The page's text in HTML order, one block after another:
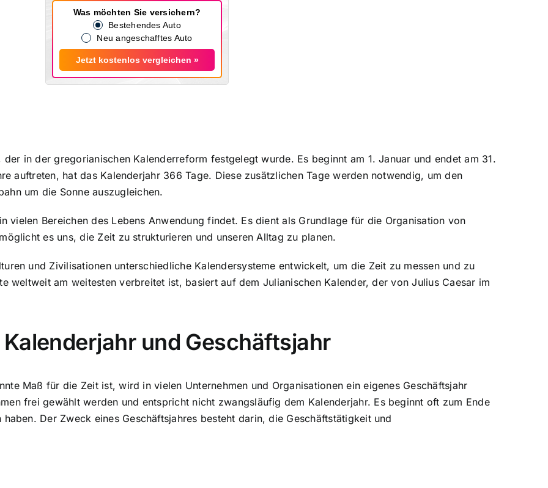
Was möchten Sie versichern?
Bestehendes Auto
Neu angeschafftes Auto
Jetzt kostenlos vergleichen »
in der gregorianischen Kalenderreform festgelegt wurde. Es beginnt am 1. Januar und endet am 31.
auftreten, hat das Kalenderjahr 366 Tage. Diese zusätzlichen Tage werden notwendig, um den
um die Sonne auszugleichen.
vielen Bereichen des Lebens Anwendung findet. Es dient als Grundlage für die Organisation von
es uns, die Zeit zu strukturieren und unseren Alltag zu planen.
und Zivilisationen unterschiedliche Kalendersysteme entwickelt, um die Zeit zu messen und zu
weltweit am weitesten verbreitet ist, basiert auf dem Julianischen Kalender, der von Julius Caesar im
und Geschäftsjahr
Maß für die Zeit ist, wird in vielen Unternehmen und Organisationen ein eigenes Geschäftsjahr
frei gewählt werden und entspricht nicht zwangsläufig dem Kalenderjahr. Es beginnt oft zum Ende
Der Zweck eines Geschäftsjahres besteht darin, die Geschäftstätigkeit und